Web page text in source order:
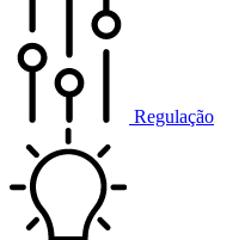
Regulação